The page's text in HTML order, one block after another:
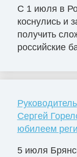
С 1 июля в
коснулись и
получить
российские
Сергей
юбилеем
5 июля